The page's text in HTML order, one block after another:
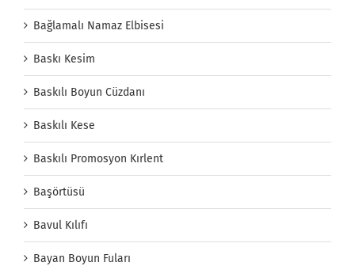
Bağlamalı Namaz Elbisesi
Baskı Kesim
Baskılı Boyun Cüzdanı
Baskılı Kese
Baskılı Promosyon Kırlent
Başörtüsü
Bavul Kılıfı
Bayan Boyun Fuları